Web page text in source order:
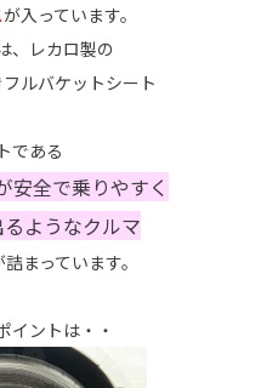
が入っています。
、レカロ製の
ルバケットシート
である
安全で乗りやすく
ようなクルマ
まっています。
イントは・・